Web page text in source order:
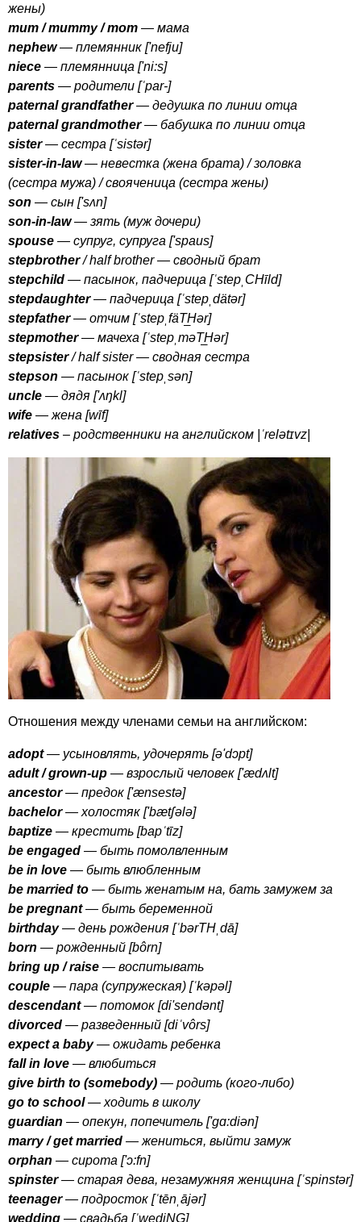
жены)
mum /mummy/mom — мама
nephew — племянник ['nefju]
niece — племянница ['ni:s]
parents — родители [ˈpar-]
paternal grandfather— дедушка по линии отца
paternal grandmother— бабушка по линии отца
sister — сестра [ˈsistər]
sister-in-law— невестка (жена брата) / золовка
(сестра мужа) / свояченица (сестра жены)
son — сын ['sʌn]
son-in-law— зять (муж дочери)
spouse — супруг, супруга ['spaus]
stepbrother /half brother— сводный брат
stepchild — пасынок, падчерица [ˈstep CHīld]
stepdaughter — падчерица [ˈstep dätər]
stepfather— отчим [ˈstep fäTHər]
stepmother — мачеха [ˈstep məTHər]
stepsister /half sister— сводная сестра
stepson — пасынок [ˈstep sən]
uncle — дядя ['ʌŋkl]
wife — жена [wīf]
relatives – родственники на английском |ˈrelətɪvz
Отношения между членами семьи на английском:
adopt — усыновлять, удочерять [ə'dɔpt]
adult/grown-up — взрослый человек ['ædʌlt]
ancestor — предок ['ænsestə]
bachelor — холостяк ['bætʃələ]
baptize — крестить [bapˈtīz]
be engaged — быть помолвленным
be in love — быть влюбленным
be married to — быть женатым на, бать замужем за
be pregnant— быть беременной
birthday— день рождения [ˈbərTH dā]
born — рожденный [bôrn]
bring up /raise — воспитывать
couple — пара (супружеская) [ˈkəpəl]
descendant — потомок [di'sendənt]
divorced — разведенный [diˈvôrs]
expect a baby— ожидать ребенка
fall in love — влюбиться
give birth to (somebody) — родить (кого-либо)
go to school— ходить в школу
guardian — опекун, попечитель ['gɑ:diən]
marry/get married — жениться, выйти замуж
orphan — сирота ['ɔ:fn]
spinster — старая дева, незамужняя женщина [ˈspinstər]
teenager — подросток [ˈtēn ˌājər]
wedding — свадьба [ˈwediNG]